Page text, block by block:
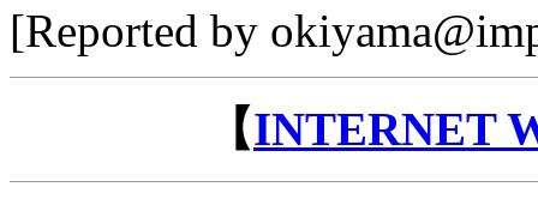
[Reported by
【INTERNET